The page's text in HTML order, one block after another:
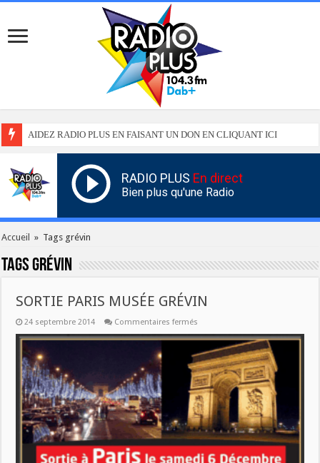
AIDEZ RADIO PLUS EN FAISANT UN DON EN CLIQUANT ICI
RADIO PLUS En direct
Bien plus qu'une Radio
Accueil » Tags grévin
Tagsgrévin
SORTIE PARIS MUSÉE GRÉVIN
24 septembre 2014 Commentaires fermés
PARIS
MUSÉE
GRÉVIN